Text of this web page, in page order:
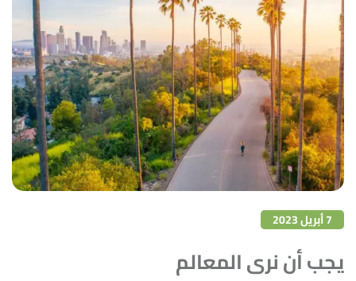
7 أبريل 2023
يجب أن نرى المعالم